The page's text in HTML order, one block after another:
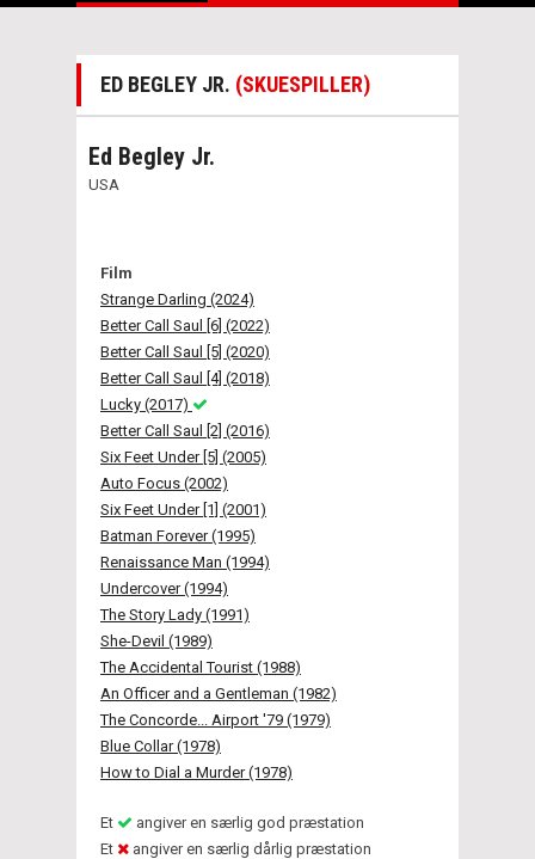
ED BEGLEY JR. (SKUESPILLER)
Ed Begley Jr.
USA
Film
Strange Darling (2024)
Better Call Saul [6] (2022)
Better Call Saul [5] (2020)
Better Call Saul [4] (2018)
Lucky (2017)
Better Call Saul [2] (2016)
Six Feet Under [5] (2005)
Auto Focus (2002)
Six Feet Under [1] (2001)
Batman Forever (1995)
Renaissance Man (1994)
Undercover (1994)
The Story Lady (1991)
She-Devil (1989)
The Accidental Tourist (1988)
An Officer and a Gentleman (1982)
The Concorde... Airport '79 (1979)
Blue Collar (1978)
How to Dial a Murder (1978)
Et
angiver en særlig god præstation
Et
angiver en særlig dårlig præstation